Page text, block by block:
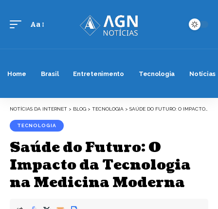
Font
Aa
Home Brasil Entretenimento Tecnologia Notícias
NOTÍCIAS DA INTERNET > BLOG > TECNOLOGIA > SAÚDE DO FUTURO: O IMPACTO DA TECNOLOGIA NA MEDICINA MODERNA
TECNOLOGIA
Saúde do Futuro: O
Impacto da Tecnologia
na Medicina Moderna